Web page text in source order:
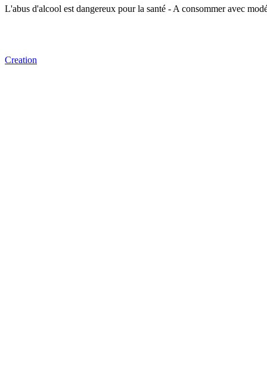
L'abus d'alcool est dangereux pour la santé - A consommer avec
Creation